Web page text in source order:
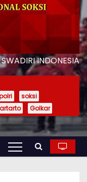
INDONESIA
soksi
Golkar